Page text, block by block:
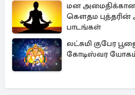
மன
கௌதம புத்தரின்
பாடங்கள்
லட்சுமி குபேர
கோடிஸ்வர யோகம்